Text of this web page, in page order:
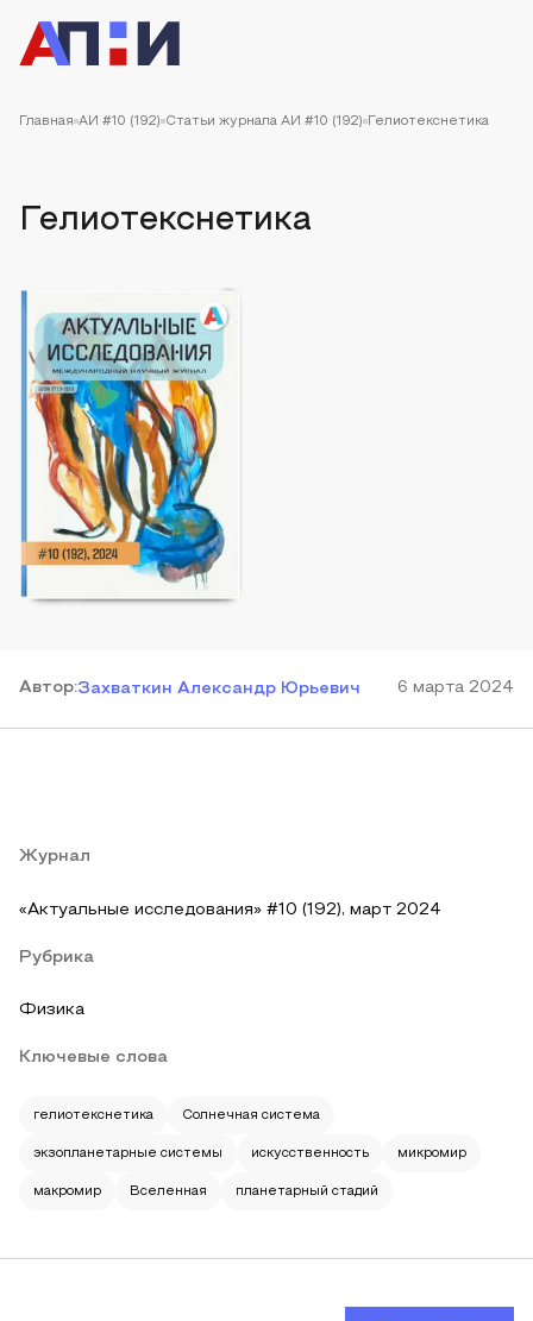
Главная АИ #10 (192) Статьи журнала АИ #10 (192) Гелиотекснетика
Гелиотекснетика
Автор:Захваткин Александр Юрьевич 6 марта 2024
Журнал
«Актуальные исследования» #10 (192), март 2024
Рубрика
Физика
Ключевые слова
гелиотекснетика Солнечная система
экзопланетарные системы искусственность микромир
макромир Вселенная планетарный стадий